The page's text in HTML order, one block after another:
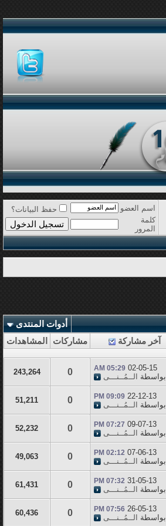
اسم العضو
حفظ البيانات؟
كلمة
المرور
أدوات المنتدى
آخر مشاركة مشاركات المشاهدات
02-05-15
05:29 AM
بواسطة الــمُــنـــى 0
243,264
22-12-13
09:09 PM
بواسطة الــمُــنـــى 0
51,211
09-07-13
07:27 PM
بواسطة الــمُــنـــى 0
52,232
07-06-13
02:12 PM
بواسطة الــمُــنـــى 0
49,063
31-05-13
07:32 PM
بواسطة الــمُــنـــى 0
61,431
26-05-13
07:56 PM
بواسطة الــمُــنـــى 0
60,436